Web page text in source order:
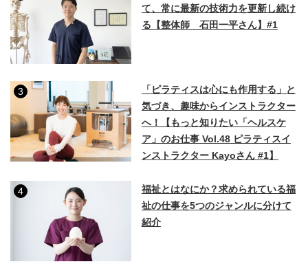
て、常に最新の技術力を更新し続け
る【整体師 石田一平さん】#1
3
「ピラティスは心にも作用する」と
気づき、趣味からインストラクター
へ！【もっと知りたい「ヘルスケ
ア」のお仕事 Vol.48 ピラティスイ
ンストラクター Kayoさん #1】
4
福祉とはなにか？求められている福
祉の仕事を5つのジャンルに分けて
紹介